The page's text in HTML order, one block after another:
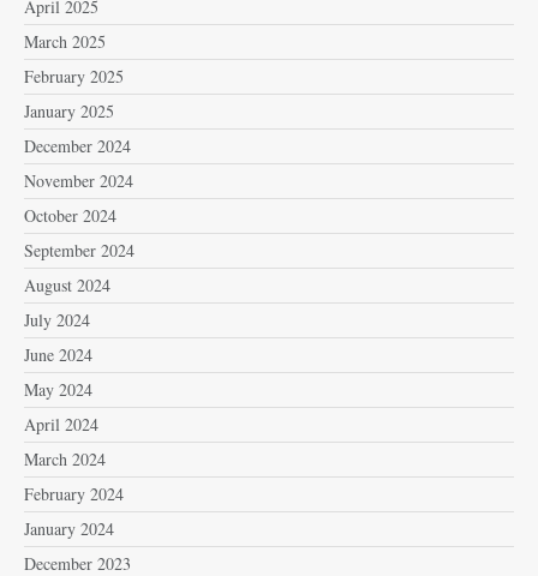
April 2025
March 2025
February 2025
January 2025
December 2024
November 2024
October 2024
September 2024
August 2024
July 2024
June 2024
May 2024
April 2024
March 2024
February 2024
January 2024
December 2023